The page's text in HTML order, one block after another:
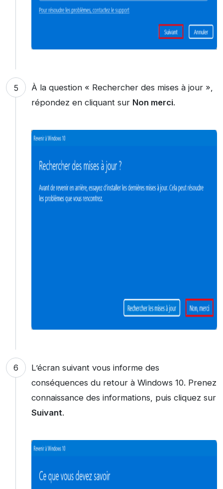
À la question « Rechercher des mises à jour »,
répondez en cliquant sur Non merci.
L’écran suivant vous informe des
conséquences du retour à Windows 10. Prenez
connaissance des informations, puis cliquez sur
Suivant.